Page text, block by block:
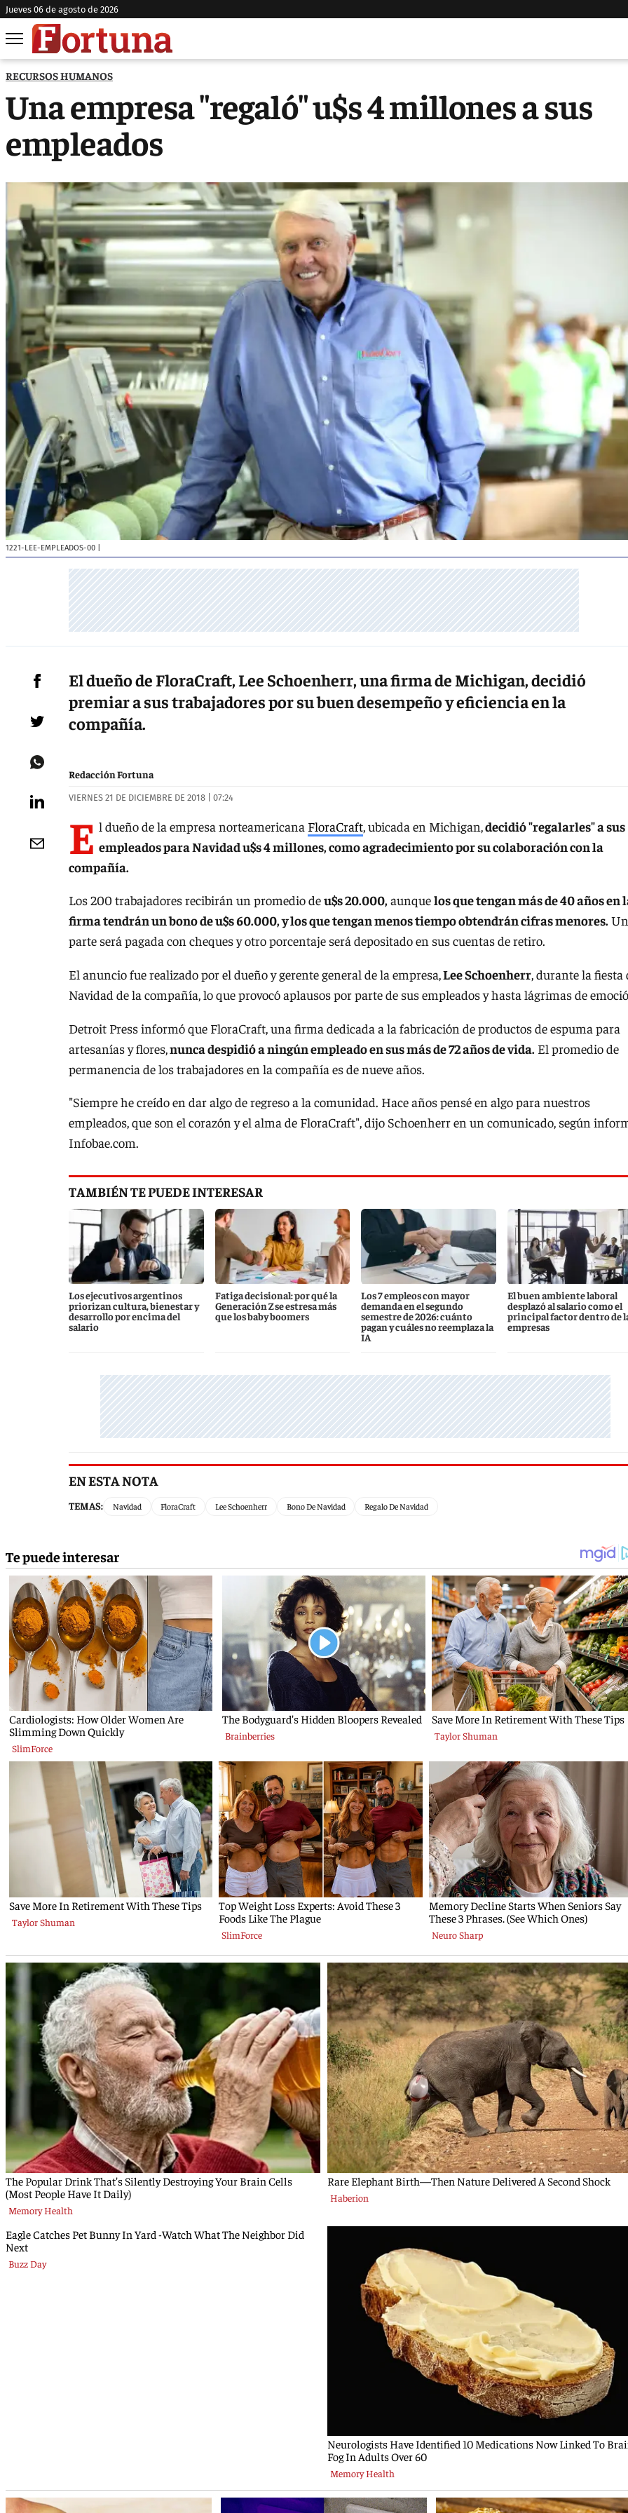
jueves 06 de agosto de 2026
RECURSOS HUMANOS
Una empresa "regaló" u$s 4 millones a sus
empleados
1221-LEE-EMPLEADOS-00
El dueño de FloraCraft, Lee Schoenherr, una firma de Michigan, decidió
premiar a sus trabajadores por su buen desempeño y eficiencia en la
compañía.
Redacción Fortuna
VIERNES 21 DE DICIEMBRE DE 2018 | 07:24
E l dueño de la empresa norteamericana FloraCraft, ubicada en Michigan,decidió "regalarles" a sus
empleados para Navidad u$s 4 millones, como agradecimiento por su colaboración con la
compañía.
Los 200 trabajadores recibirán un promedio deu$s 20.000,aunquelos que tengan más de 40 años en
firma tendrán un bono de u$s 60.000, y los que tengan menos tiempo obtendrán cifras menores.
parte será pagada con cheques y otro porcentaje será depositado en sus cuentas de retiro.
El anuncio fue realizado por el dueño y gerente general de la empresa,Lee Schoenherr, durante la fiesta
Navidad de la compañía, lo que provocó aplausos por parte de sus empleados y hasta lágrimas de
Detroit Press informó que FloraCraft, una firma dedicada a la fabricación de productos de espuma para
artesanías y flores, nunca despidió a ningún empleado en sus más de 72 años de vida. El promedio de
permanencia de los trabajadores en la compañía es de nueve años.
"Siempre he creído en dar algo de regreso a la comunidad. Hace años pensé en algo para nuestros
empleados, que son el corazón y el alma de FloraCraft", dijo Schoenherr en un comunicado, según
Infobae.com.
TAMBIÉN TE PUEDE INTERESAR
Los ejecutivos argentinos
priorizan cultura, bienestar y
desarrollo por encima del
salario
Fatiga decisional: por qué la
Generación Z se estresa más
que los baby boomers
Los 7 empleos con mayor
demanda en el segundo
semestre de 2026: cuánto
pagan y cuáles no reemplaza la
IA
El buen ambiente laboral
desplazó al salario como el
principal factor dentro de
empresas
EN ESTA NOTA
TEMAS: Navidad FloraCraft Lee Schoenherr Bono De Navidad Regalo De Navidad